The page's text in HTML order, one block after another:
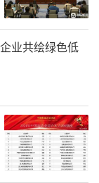
业共绘绿色低